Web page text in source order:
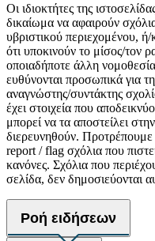
Οι ιδιοκτήτες της
δικαίωμα να αφαιρούν
υβριστικού περιεχομένου,
ότι υποκινούν το μίσος/τον
οποιαδήποτε άλλη
ευθύνονται προσωπικά για
αναγνώστης/συντάκτης
έχει στοιχεία που
μπορεί να τα αποστείλει
διερευνηθούν.
report / flag σχόλια που
κανόνες. Σχόλια που
σελίδα, δεν δημοσιεύονται
Ροή ειδήσεων